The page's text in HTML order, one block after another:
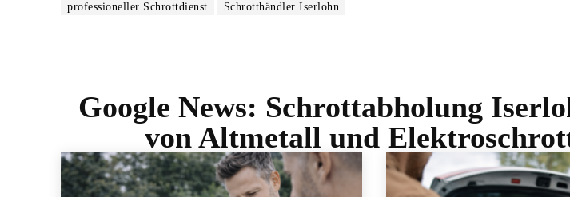
professioneller Schrottdienst
Schrotthändler Iserlohn
Google News: Schrottabholung
von Altmetall und